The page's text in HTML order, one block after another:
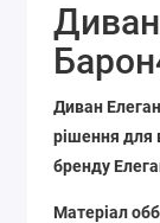
Диван
рішення для
бренду
Матеріал